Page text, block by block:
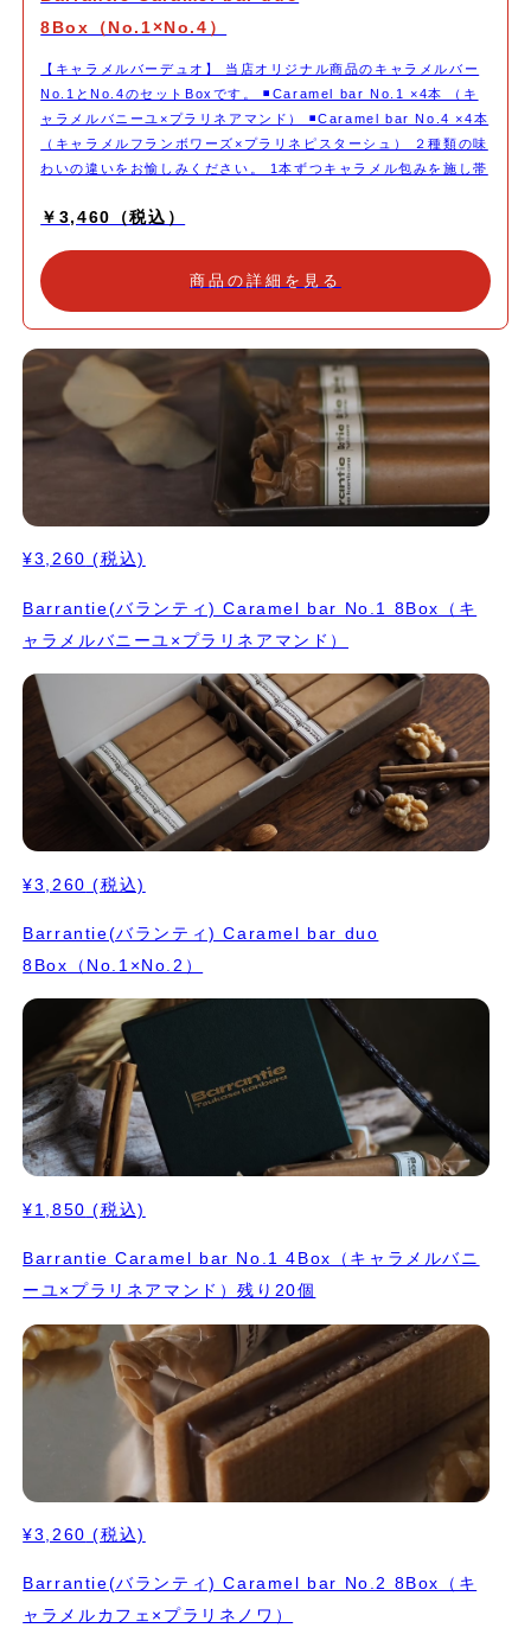
8Box（No.1×No.4）
【キャラメルバーデュオ】 当店オリジナル商品のキャラメルバー
No.1とNo.4のセットBoxです。 ◾️Caramel bar No.1 ×4本 （キ
ャラメルバニーユ×プラリネアマンド） ◾️Caramel bar No.4 ×4本
（キャラメルフランボワーズ×プラリネピスターシュ） ２種類の味
わいの違いをお愉しみください。 1本ずつキャラメル包みを施し帯
￥3,460（税込）
商品の詳細を見る
¥3,260 (税込)
Barrantie(バランティ) Caramel bar No.1 8Box（キ
ャラメルバニーユ×プラリネアマンド）
¥3,260 (税込)
Barrantie(バランティ) Caramel bar duo
8Box（No.1×No.2）
¥1,850 (税込)
Barrantie Caramel bar No.1 4Box（キャラメルバニ
ーユ×プラリネアマンド）残り20個
¥3,260 (税込)
Barrantie(バランティ) Caramel bar No.2 8Box（キ
ャラメルカフェ×プラリネノワ）